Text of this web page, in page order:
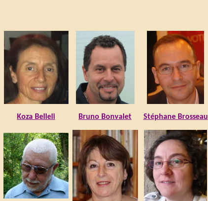
Koza Belleli Bruno Bonvalet Stéphane Brosseau